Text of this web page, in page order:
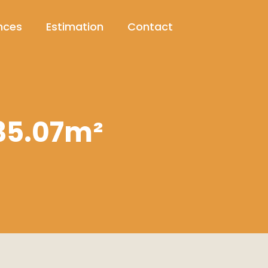
Estimation Contact